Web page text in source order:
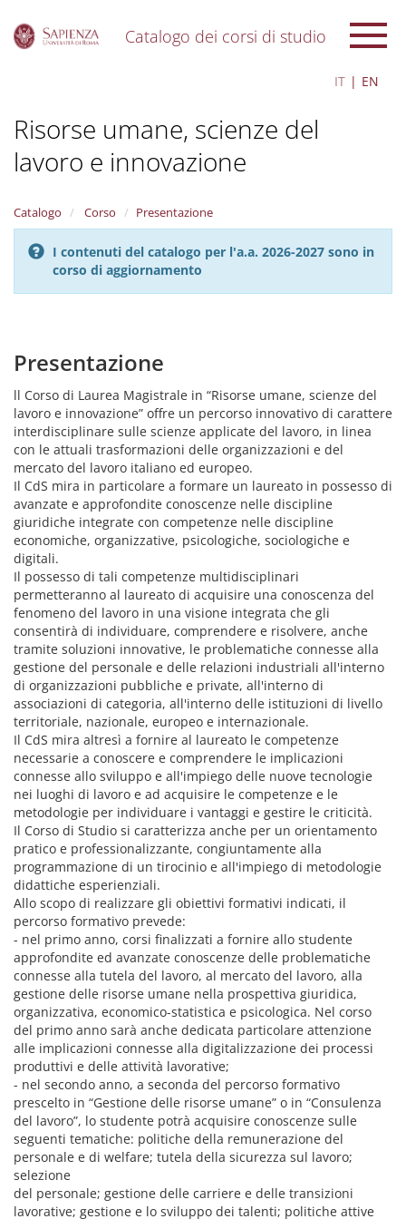
Catalogo dei corsi di studio
IT EN
Risorse umane, scienze del
lavoro e innovazione
Catalogo Corso Presentazione
I contenuti del catalogo per l'a.a. 2026-2027 sono in
corso di aggiornamento
Presentazione
ll Corso di Laurea Magistrale in “Risorse umane, scienze del
lavoro e innovazione” offre un percorso innovativo di carattere
interdisciplinare sulle scienze applicate del lavoro, in linea
con le attuali trasformazioni delle organizzazioni e del
mercato del lavoro italiano ed europeo.
Il CdS mira in particolare a formare un laureato in possesso di
avanzate e approfondite conoscenze nelle discipline
giuridiche integrate con competenze nelle discipline
economiche, organizzative, psicologiche, sociologiche e
digitali.
Il possesso di tali competenze multidisciplinari
permetteranno al laureato di acquisire una conoscenza del
fenomeno del lavoro in una visione integrata che gli
consentirà di individuare, comprendere e risolvere, anche
tramite soluzioni innovative, le problematiche connesse alla
gestione del personale e delle relazioni industriali all'interno
di organizzazioni pubbliche e private, all'interno di
associazioni di categoria, all'interno delle istituzioni di livello
territoriale, nazionale, europeo e internazionale.
Il CdS mira altresì a fornire al laureato le competenze
necessarie a conoscere e comprendere le implicazioni
connesse allo sviluppo e all'impiego delle nuove tecnologie
nei luoghi di lavoro e ad acquisire le competenze e le
metodologie per individuare i vantaggi e gestire le criticità.
Il Corso di Studio si caratterizza anche per un orientamento
pratico e professionalizzante, congiuntamente alla
programmazione di un tirocinio e all'impiego di metodologie
didattiche esperienziali.
Allo scopo di realizzare gli obiettivi formativi indicati, il
percorso formativo prevede:
- nel primo anno, corsi finalizzati a fornire allo studente
approfondite ed avanzate conoscenze delle problematiche
connesse alla tutela del lavoro, al mercato del lavoro, alla
gestione delle risorse umane nella prospettiva giuridica,
organizzativa, economico-statistica e psicologica. Nel corso
del primo anno sarà anche dedicata particolare attenzione
alle implicazioni connesse alla digitalizzazione dei processi
produttivi e delle attività lavorative;
- nel secondo anno, a seconda del percorso formativo
prescelto in “Gestione delle risorse umane” o in “Consulenza
del lavoro”, lo studente potrà acquisire conoscenze sulle
seguenti tematiche: politiche della remunerazione del
personale e di welfare; tutela della sicurezza sul lavoro;
selezione
del personale; gestione delle carriere e delle transizioni
lavorative; gestione e lo sviluppo dei talenti; politiche attive